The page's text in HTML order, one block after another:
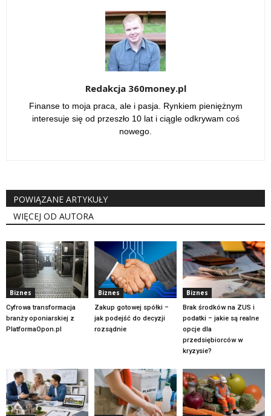
Redakcja 360money.pl
Finanse to moja praca, ale i pasja. Rynkiem pieniężnym
interesuje się od przeszło 10 lat i ciągle odkrywam coś
nowego.
POWIĄZANE ARTYKUŁY
WIĘCEJ OD AUTORA
Biznes
Cyfrowa transformacja
branży oponiarskiej z
PlatformaOpon.pl
Biznes
Zakup gotowej spółki –
jak podejść do decyzji
rozsądnie
Biznes
Brak środków na ZUS i
podatki – jakie są realne
opcje dla
przedsiębiorców w
kryzysie?